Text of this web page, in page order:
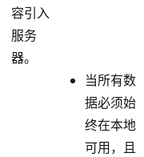
容引入
服务
器。
当所有数
据必须始
终在本地
可用，且